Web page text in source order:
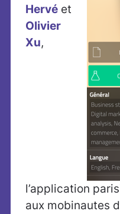
Hervé et
Olivier
Xu,
l’application
aux mobinautes